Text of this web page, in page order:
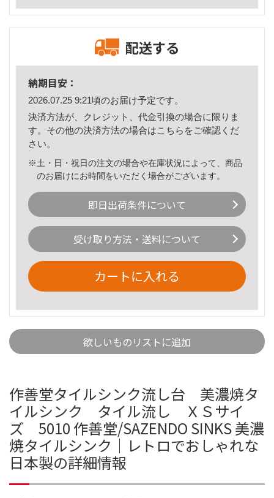
配送する
納期目安：
2026.07.25 9:21頃のお届け予定です。
決済方法が、クレジット、代金引換の場合に限りま
す。その他の決済方法の場合はこちら をご確認くだ
さい。
※土・日・祝日の注文の場合や在庫状況によって、商品
のお届けにお時間をいただく場合がございます。
即日出荷条件について
受け取り方法・送料について
カートに入れる
欲しいものリストに追加
作善堂タイルシンク流し台 美濃焼タ
イルシンク タイル流し ＸＳサイ
ズ 5010 作善堂/SAZENDO SINKS 美濃
焼タイルシンク｜レトロでおしゃれな
日本製の詳細情報